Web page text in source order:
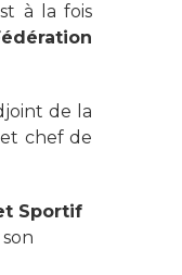
à la fois
de la
chef de
Sportif
son